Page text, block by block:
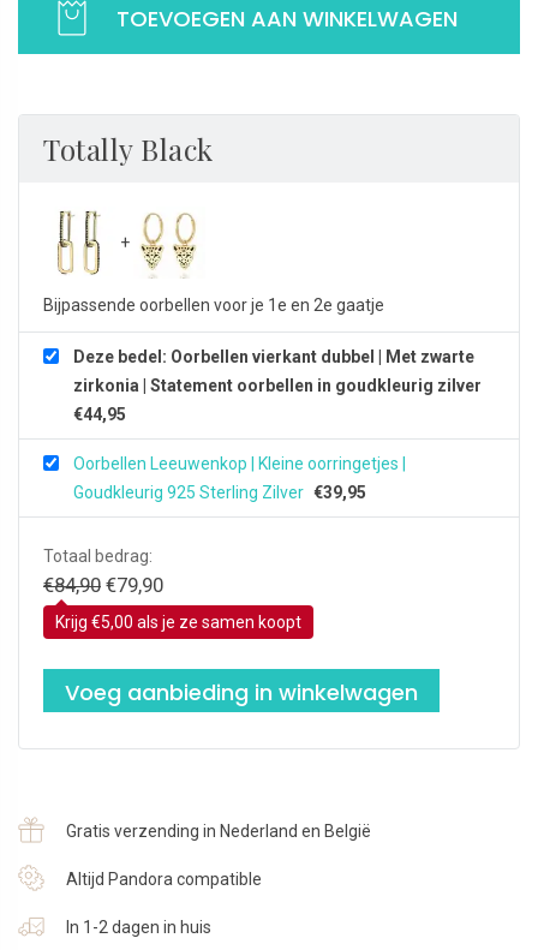
Met
Statement
goudkleurig
aantal
TOEVOEGEN AAN WINKELWAGEN
Totally Black
Bijpassende oorbellen voor je 1e en 2e gaatje
Deze bedel: Oorbellen vierkant dubbel | Met zwarte
zirkonia | Statement oorbellen in goudkleurig zilver
€44,95
Oorbellen Leeuwenkop | Kleine oorringetjes |
Goudkleurig 925 Sterling Zilver €39,95
Totaal bedrag:
€84,90 Oorspronkelijke
prijs
was:
€84,90.
€79,90Huidige
prijs
is:
€79,90.
Krijg €5,00 als je ze samen koopt
Voeg aanbieding in winkelwagen
Gratis verzending in Nederland en België
Altijd Pandora compatible
In 1-2 dagen in huis